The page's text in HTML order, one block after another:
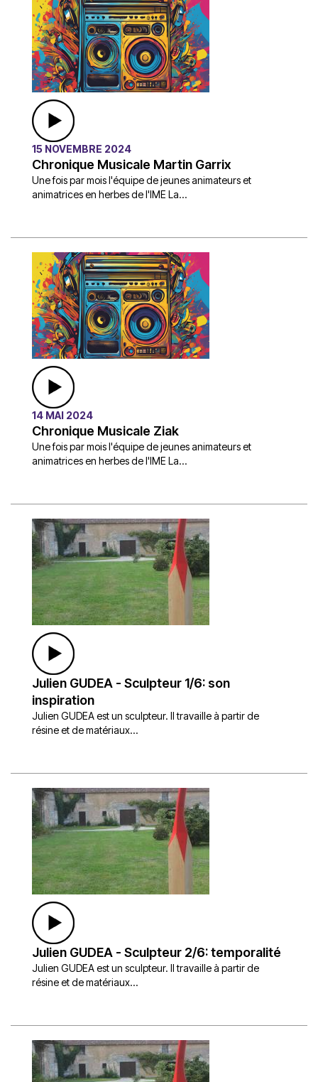
15 NOVEMBRE 2024
Chronique Musicale Martin Garrix
Une fois par mois l'équipe de jeunes animateurs et
animatrices en herbes de l'IME La...
14 MAI 2024
Chronique Musicale Ziak
Une fois par mois l'équipe de jeunes animateurs et
animatrices en herbes de l'IME La...
Julien GUDEA - Sculpteur 1/6: son
inspiration
Julien GUDEA est un sculpteur. Il travaille à partir de
résine et de matériaux...
Julien GUDEA - Sculpteur 2/6: temporalité
Julien GUDEA est un sculpteur. Il travaille à partir de
résine et de matériaux...